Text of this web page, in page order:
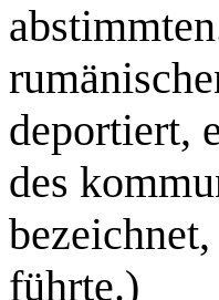
deportiert,
des
führte.)